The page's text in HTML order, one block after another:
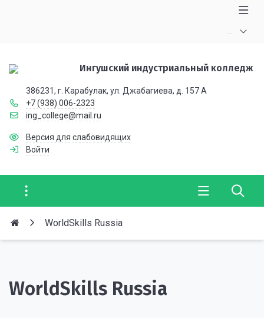
Ингушский индустриальный колледж
386231, г. Карабулак, ул. Джабагиева, д. 157 А
+7 (938) 006-2323
ing_college@mail.ru
Версия для слабовидящих
Войти
WorldSkills Russia
WorldSkills Russia